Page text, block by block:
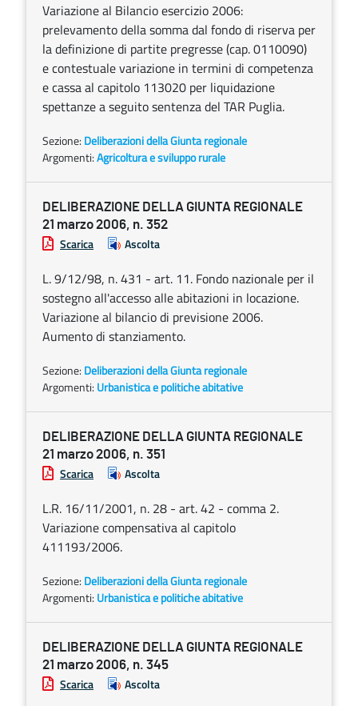
Variazione al Bilancio esercizio 2006:
prelevamento della somma dal fondo di riserva per
la definizione di partite pregresse (cap. 0110090)
e contestuale variazione in termini di competenza
e cassa al capitolo 113020 per liquidazione
spettanze a seguito sentenza del TAR Puglia.
Sezione: Deliberazioni della Giunta regionale
Argomenti:Agricoltura e sviluppo rurale
DELIBERAZIONE DELLA GIUNTA REGIONALE
21 marzo 2006, n. 352
Scarica Ascolta
L. 9/12/98, n. 431 - art. 11. Fondo nazionale per il
sostegno all'accesso alle abitazioni in locazione.
Variazione al bilancio di previsione 2006.
Aumento di stanziamento.
Sezione: Deliberazioni della Giunta regionale
Argomenti: Urbanistica e politiche abitative
DELIBERAZIONE DELLA GIUNTA REGIONALE
21 marzo 2006, n. 351
Scarica Ascolta
L.R. 16/11/2001, n. 28 - art. 42 - comma 2.
Variazione compensativa al capitolo
411193/2006.
Sezione: Deliberazioni della Giunta regionale
Argomenti: Urbanistica e politiche abitative
DELIBERAZIONE DELLA GIUNTA REGIONALE
21 marzo 2006, n. 345
Scarica Ascolta